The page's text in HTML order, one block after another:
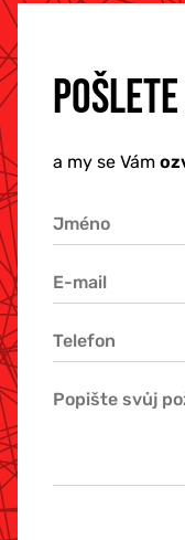
a my se Vám